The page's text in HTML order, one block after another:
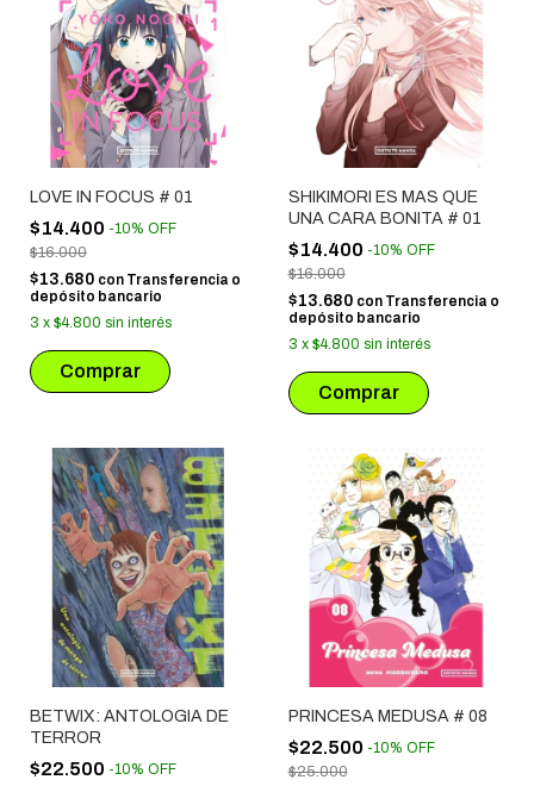
LOVE IN FOCUS # 01
$14.400 -10% OFF
$16.000
$13.680 con Transferencia o
depósito bancario
3 x $4.800 sin interés
SHIKIMORI ES MAS QUE
UNA CARA BONITA # 01
$14.400 -10% OFF
$16.000
$13.680 con Transferencia o
depósito bancario
3 x $4.800 sin interés
BETWIX: ANTOLOGIA DE
TERROR
$22.500 -10% OFF
PRINCESA MEDUSA # 08
$22.500 -10% OFF
$25.000